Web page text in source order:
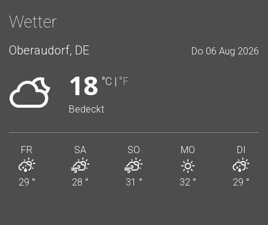
Wetter
Oberaudorf, DE Do 06 Aug 2026
18 °C | °F
Bedeckt
FR
29 °
SA
28 °
SO
31 °
MO
32 °
DI
29 °